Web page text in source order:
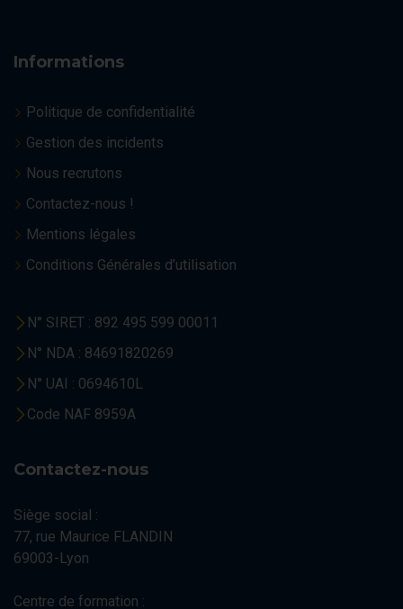
Informations
Politique de confidentialité
Gestion des incidents
Nous recrutons
Contactez-nous !
Mentions légales
Conditions Générales d’utilisation
N° SIRET : 892 495 599 00011
N° NDA : 84691820269
N° UAI : 0694610L
Code NAF 8959A
Contactez-nous
Siège social :
77, rue Maurice FLANDIN
69003-Lyon
Centre de formation :